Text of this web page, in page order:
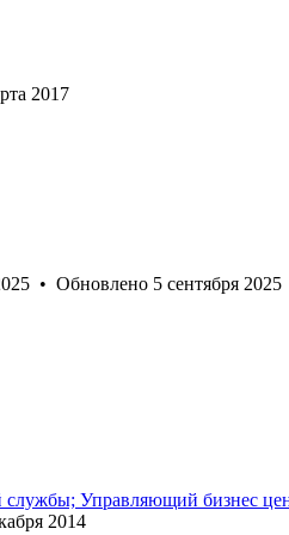
2017
• Обновлено 5 сентября 2025
службы; Управляющий бизнес
2014